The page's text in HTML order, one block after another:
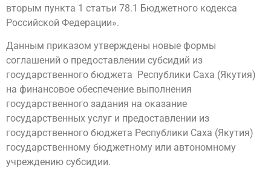
вторым пункта 1 статьи 78.1 Бюджетного кодекса
Российской Федерации».
Данным приказом утверждены новые формы
соглашений о предоставлении субсидий из
государственного бюджета Республики Саха (Якутия)
на финансовое обеспечение выполнения
государственного задания на оказание
государственных услуг и предоставлении из
государственного бюджета Республики Саха (Якутия)
государственному бюджетному или автономному
учреждению субсидии.